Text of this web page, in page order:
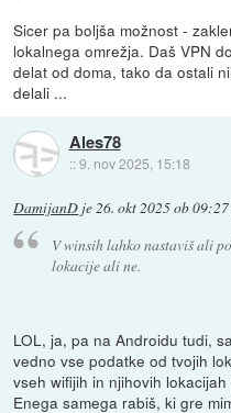
Sicer pa boljša možnost -
lokalnega omrežja. Daš VPN
delat od doma, tako da ostali
delali ...
Ales78
::9. nov 2025, 15:18
DamijanD je26. okt 2025 ob 09:27
V winsih lahko nastaviš ali
lokacije ali ne.
LOL, ja, pa na Androidu tudi,
vedno vse podatke od tvojih
vseh wifijih in njihovih
Enega samega rabiš, ki gre